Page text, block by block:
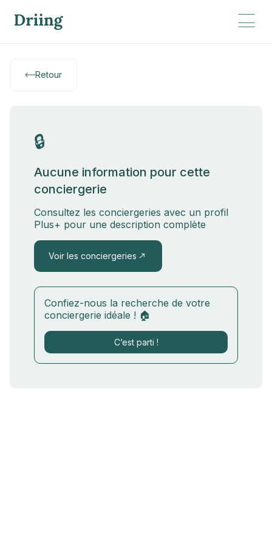
Retour
🔒
Aucune information pour cette
conciergerie
Consultez les conciergeries avec un profil
Plus+ pour une description complète
Voir les conciergeries
Confiez-nous la recherche de votre
conciergerie idéale ! 🏠
C’est parti !